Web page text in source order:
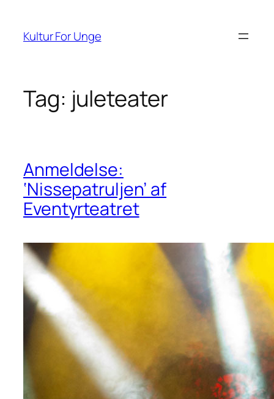
indhold
Kultur For Unge
Tag: juleteater
Anmeldelse:
‘Nissepatruljen’ af
Eventyrteatret